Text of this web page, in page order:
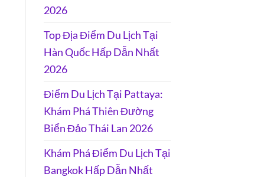
2026
Top Địa Điểm Du Lịch Tại
Hàn Quốc Hấp Dẫn Nhất
2026
Điểm Du Lịch Tại Pattaya:
Khám Phá Thiên Đường
Biển Đảo Thái Lan 2026
Khám Phá Điểm Du Lịch Tại
Bangkok Hấp Dẫn Nhất